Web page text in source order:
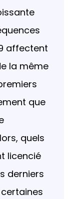
affectent
la même
que
quels
licencié
derniers